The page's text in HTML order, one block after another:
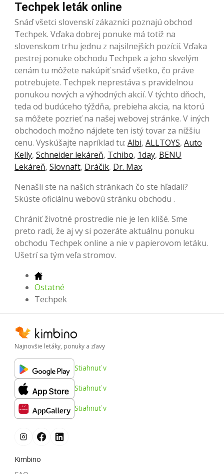
Techpek leták online
Snáď všetci slovenskí zákazníci poznajú obchod
Techpek. Vďaka dobrej ponuke má totiž na
slovenskom trhu jednu z najsilnejších pozícií. Vďaka
pestrej ponuke obchodu Techpek a jeho skvelým
cenám tu môžete nakúpiť snáď všetko, čo práve
potrebujete. Techpek neprestáva s pravidelnou
ponukou nových a výhodných akcií. V týchto dňoch,
teda od budúceho týždňa, prebieha akcia, na ktorú
sa môžete pozrieť na našej webovej stránke. V iných
obchodoch možno nájdete ten istý tovar za nižšiu
cenu. Vyskúšajte napríklad tu: Albi, ALLTOYS, Auto
Kelly, Schneider lekáreň, Tchibo, 1day, BENU
Lekáreň, Slovnaft, Dráčik, Dr. Max.
Nenašli ste na našich stránkach čo ste hľadali?
Skúste oficiálnu webovú stránku obchodu .
Chrániť životné prostredie nie je len klišé. Sme
preto radi, že aj vy si pozeráte aktuálnu ponuku
obchodu Techpek online a nie v papierovom letáku.
Ušetrí sa tým veľa stromov.
Ostatné
Techpek
Najnovšie letáky, ponuky a zľavy
Stiahnuť v
Stiahnuť v
Stiahnuť v
Kimbino